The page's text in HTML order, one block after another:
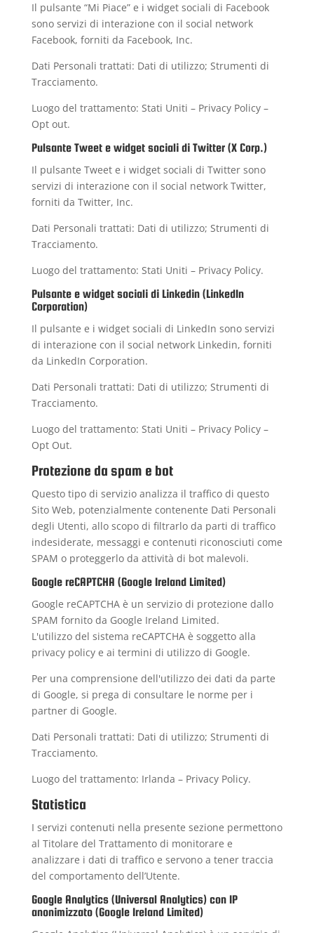
Il pulsante “Mi Piace” e i widget sociali di Facebook
sono servizi di interazione con il social network
Facebook, forniti da Facebook, Inc.
Dati Personali trattati: Dati di utilizzo; Strumenti di
Tracciamento.
Luogo del trattamento: Stati Uniti – Privacy Policy–
Opt out.
Pulsante Tweet e widget sociali di Twitter (X Corp.)
Il pulsante Tweet e i widget sociali di Twitter sono
servizi di interazione con il social network Twitter,
forniti da Twitter, Inc.
Dati Personali trattati: Dati di utilizzo; Strumenti di
Tracciamento.
Luogo del trattamento: Stati Uniti – Privacy Policy.
Pulsante e widget sociali di Linkedin (LinkedIn
Corporation)
Il pulsante e i widget sociali di LinkedIn sono servizi
di interazione con il social network Linkedin, forniti
da LinkedIn Corporation.
Dati Personali trattati: Dati di utilizzo; Strumenti di
Tracciamento.
Luogo del trattamento: Stati Uniti – Privacy Policy–
Opt Out.
Protezione da spam e bot
Questo tipo di servizio analizza il traffico di questo
Sito Web, potenzialmente contenente Dati Personali
degli Utenti, allo scopo di filtrarlo da parti di traffico
indesiderate, messaggi e contenuti riconosciuti come
SPAM o proteggerlo da attività di bot malevoli.
Google reCAPTCHA (Google Ireland Limited)
Google reCAPTCHA è un servizio di protezione dallo
SPAM fornito da Google Ireland Limited.
L'utilizzo del sistema reCAPTCHA è soggetto alla
privacy policye ai termini di utilizzodi Google.
Per una comprensione dell'utilizzo dei dati da parte
di Google, si prega di consultare le norme per i
partner di Google.
Dati Personali trattati: Dati di utilizzo; Strumenti di
Tracciamento.
Luogo del trattamento: Irlanda – Privacy Policy.
Statistica
I servizi contenuti nella presente sezione permettono
al Titolare del Trattamento di monitorare e
analizzare i dati di traffico e servono a tener traccia
del comportamento dell’Utente.
Google Analytics (Universal Analytics) con IP
anonimizzato (Google Ireland Limited)